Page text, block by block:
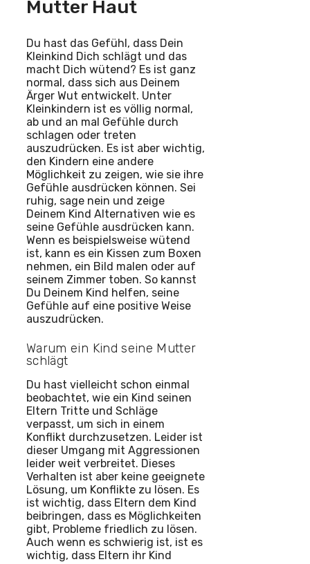
Mutter Haut
Du hast das Gefühl, dass Dein
Kleinkind Dich schlägt und das
macht Dich wütend? Es ist ganz
normal, dass sich aus Deinem
Ärger Wut entwickelt. Unter
Kleinkindern ist es völlig normal,
ab und an mal Gefühle durch
schlagen oder treten
auszudrücken. Es ist aber wichtig,
den Kindern eine andere
Möglichkeit zu zeigen, wie sie ihre
Gefühle ausdrücken können. Sei
ruhig, sage nein und zeige
Deinem Kind Alternativen wie es
seine Gefühle ausdrücken kann.
Wenn es beispielsweise wütend
ist, kann es ein Kissen zum Boxen
nehmen, ein Bild malen oder auf
seinem Zimmer toben. So kannst
Du Deinem Kind helfen, seine
Gefühle auf eine positive Weise
auszudrücken.
Warum ein Kind seine Mutter
schlägt
Du hast vielleicht schon einmal
beobachtet, wie ein Kind seinen
Eltern Tritte und Schläge
verpasst, um sich in einem
Konflikt durchzusetzen. Leider ist
dieser Umgang mit Aggressionen
leider weit verbreitet. Dieses
Verhalten ist aber keine geeignete
Lösung, um Konflikte zu lösen. Es
ist wichtig, dass Eltern dem Kind
beibringen, dass es Möglichkeiten
gibt, Probleme friedlich zu lösen.
Auch wenn es schwierig ist, ist es
wichtig, dass Eltern ihr Kind